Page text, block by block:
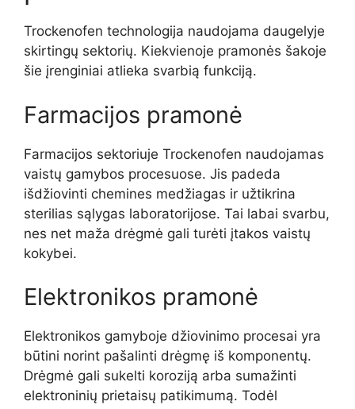
Trockenofen technologija naudojama daugelyje
skirtingų sektorių. Kiekvienoje pramonės šakoje
šie įrenginiai atlieka svarbią funkciją.
Farmacijos pramonė
Farmacijos sektoriuje Trockenofen naudojamas
vaistų gamybos procesuose. Jis padeda
išdžiovinti chemines medžiagas ir užtikrina
sterilias sąlygas laboratorijose. Tai labai svarbu,
nes net maža drėgmė gali turėti įtakos vaistų
kokybei.
Elektronikos pramonė
Elektronikos gamyboje džiovinimo procesai yra
būtini norint pašalinti drėgmę iš komponentų.
Drėgmė gali sukelti koroziją arba sumažinti
elektroninių prietaisų patikimumą. Todėl